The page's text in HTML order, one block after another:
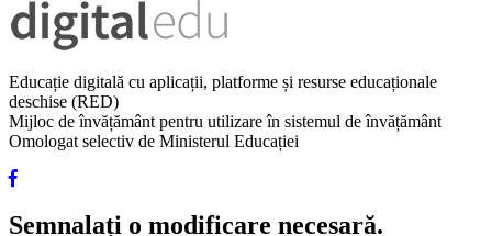
Educație digitală cu aplicații, platforme și resurse educaționale
deschise (RED)
Mijloc de învățământ pentru utilizare în sistemul de învățământ
Omologat selectiv de Ministerul Educației
Semnalați o modificare necesară.